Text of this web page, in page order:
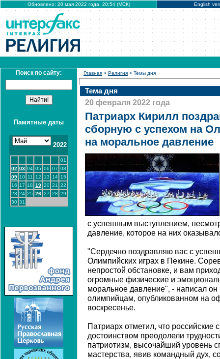
Обновлено: 20 мая 2022 года, 20:54 (МСК) English
Поиск по сайту:
Памятные даты
2022
01
02 03 04 05 06 07 08
09 10 11 12 13 14 15
16 17 18 19 20 21
22
23 24 25 26 27 28 29
30 31
Главная > Религия > Темы дня
Тема дня
20 февраля 2022 года
Патриарх Кирилл
сборную с успехом на
на моральное давление
с успешным выступлением,
давление, которое на них
"Сердечно поздравляю вас с
Олимпийских играх в Пекине.
непростой обстановке, и вам
огромные физические и
моральное давление", - написал
олимпийцам, опубликованном на
воскресенье.
Патриарх отметил, что российские
достоинством преодолели
патриотизм, высочайший уровень
мастерства, явив командный дух,